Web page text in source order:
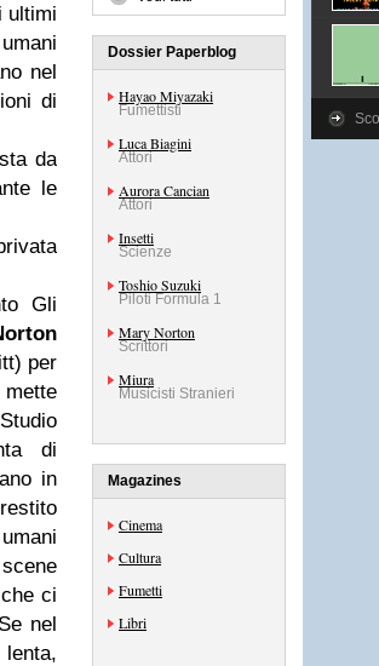
ultimi
nel
di
da
le
Gli
per
di
in
ci
nel
Dossier Paperblog
Hayao Miyazaki
Fumettisti
Luca Biagini
Attori
Aurora Cancian
Attori
Insetti
Scienze
Toshio Suzuki
Piloti Formula 1
Mary Norton
Scrittori
Miura
Musicisti Stranieri
Magazines
Cinema
Cultura
Fumetti
Libri